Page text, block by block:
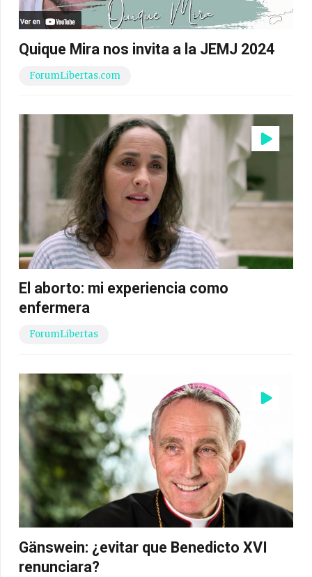
Quique Mira nos invita a la JEMJ 2024
ForumLibertas.com
El aborto: mi experiencia como
enfermera
ForumLibertas
Gänswein: ¿evitar que Benedicto XVI
renunciara?